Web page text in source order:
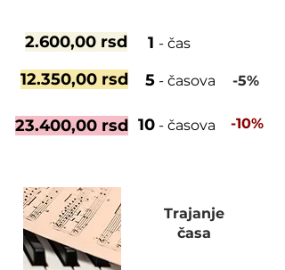
2.600,00 rsd 1 - čas
12.350,00 rsd 5 - časova -5%
23.400,00 rsd 10 - časova -10%
Trajanje
časa